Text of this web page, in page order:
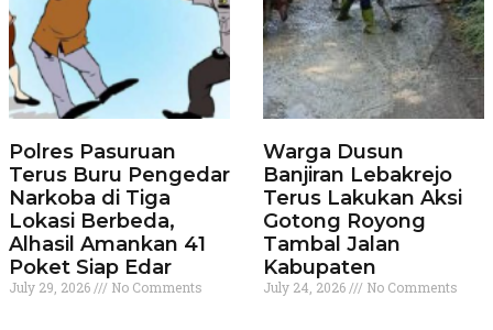
Polres Pasuruan
Terus Buru Pengedar
Narkoba di Tiga
Lokasi Berbeda,
Alhasil Amankan 41
Poket Siap Edar
July 29, 2026 No Comments
Warga Dusun
Banjiran Lebakrejo
Terus Lakukan Aksi
Gotong Royong
Tambal Jalan
Kabupaten
July 24, 2026 No Comments